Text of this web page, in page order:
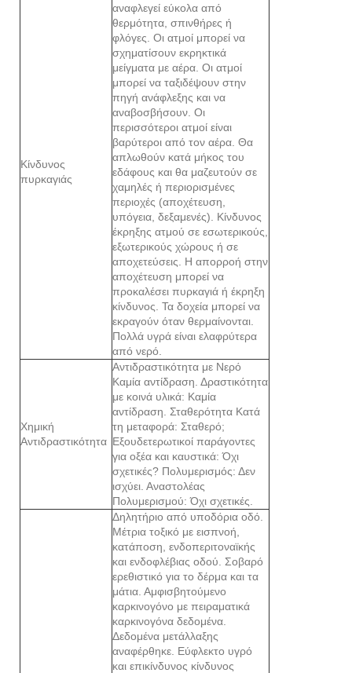
Κίνδυνος
πυρκαγιάς
αναφλεγεί εύκολα από
θερμότητα, σπινθήρες ή
φλόγες. Οι ατμοί μπορεί να
σχηματίσουν εκρηκτικά
μείγματα με αέρα. Οι ατμοί
μπορεί να ταξιδέψουν στην
πηγή ανάφλεξης και να
αναβοσβήσουν. Οι
περισσότεροι ατμοί είναι
βαρύτεροι από τον αέρα. Θα
απλωθούν κατά μήκος του
εδάφους και θα μαζευτούν σε
χαμηλές ή περιορισμένες
περιοχές (αποχέτευση,
υπόγεια, δεξαμενές). Κίνδυνος
έκρηξης ατμού σε εσωτερικούς,
εξωτερικούς χώρους ή σε
αποχετεύσεις. Η απορροή στην
αποχέτευση μπορεί να
προκαλέσει πυρκαγιά ή έκρηξη
κίνδυνος. Τα δοχεία μπορεί να
εκραγούν όταν θερμαίνονται.
Πολλά υγρά είναι ελαφρύτερα
από νερό.
Χημική
Αντιδραστικότητα
Αντιδραστικότητα με Νερό
Καμία αντίδραση. Δραστικότητα
με κοινά υλικά: Καμία
αντίδραση. Σταθερότητα Κατά
τη μεταφορά: Σταθερό;
Εξουδετερωτικοί παράγοντες
για οξέα και καυστικά: Όχι
σχετικές? Πολυμερισμός: Δεν
ισχύει. Αναστολέας
Πολυμερισμού: Όχι σχετικές.
Δηλητήριο από υποδόρια οδό.
Μέτρια τοξικό με εισπνοή,
κατάποση, ενδοπεριτοναϊκής
και ενδοφλέβιας οδού. Σοβαρό
ερεθιστικό για το δέρμα και τα
μάτια. Αμφισβητούμενο
καρκινογόνο με πειραματικά
καρκινογόνα δεδομένα.
Δεδομένα μετάλλαξης
αναφέρθηκε. Εύφλεκτο υγρό
και επικίνδυνος κίνδυνος